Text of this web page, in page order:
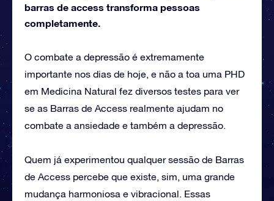
barras de access transforma pessoas
completamente.
O combate a depressão é extremamente
importante nos dias de hoje, e não a toa uma PHD
em Medicina Natural fez diversos testes para ver
se as Barras de Access realmente ajudam no
combate a ansiedade e também a depressão.
Quem já experimentou qualquer sessão de Barras
de Access percebe que existe, sim, uma grande
mudança harmoniosa e vibracional. Essas